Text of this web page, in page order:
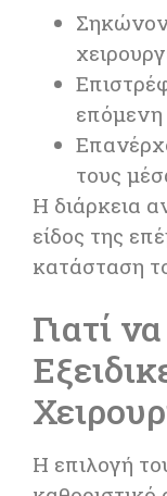
τους
Η διάρκεια
είδος της
κατάσταση
Γιατί
Η επιλογή